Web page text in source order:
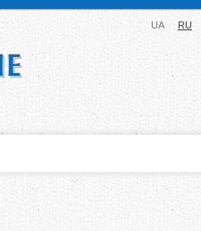
Jump to
UA RU